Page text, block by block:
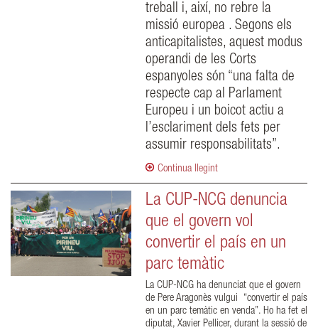
treball i, així, no rebre la
missió europea . Segons els
anticapitalistes, aquest modus
operandi de les Corts
espanyoles són “una falta de
respecte cap al Parlament
Europeu i un boicot actiu a
l’esclariment dels fets per
assumir responsabilitats”.
Continua llegint
La CUP-NCG denuncia
que el govern vol
convertir el país en un
parc temàtic
La CUP-NCG ha denunciat que el govern
de Pere Aragonès vulgui “convertir el país
en un parc temàtic en venda”. Ho ha fet el
diputat, Xavier Pellicer, durant la sessió de